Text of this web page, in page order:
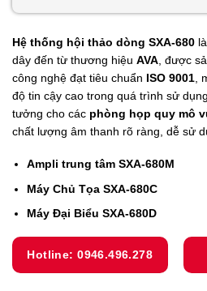
Hệ thống hội thảo dòng SXA-680
dây đến từ thương hiệu AVA , được
công nghệ đạt tiêu chuẩn ISO 9001 ,
độ tin cậy cao trong quá trình sử
tưởng cho các phòng họp quy mô
chất lượng âm thanh rõ ràng, dễ sử
Ampli trung tâm SXA-680M
Máy Chủ Tọa SXA-680C
Máy Đại Biểu SXA-680D
Hotline: 0946.496.278